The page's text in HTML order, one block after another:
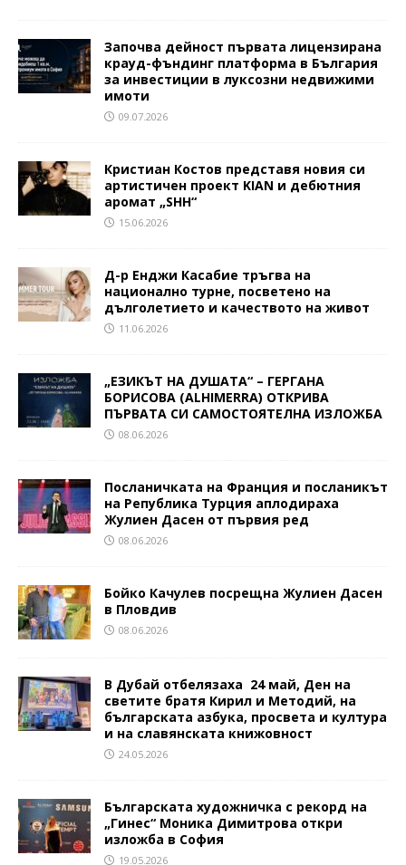
Започва дейност първата лицензирана
крауд-фъндинг платформа в България
за инвестиции в луксозни недвижими
имоти
09.07.2026
Кристиан Костов представя новия си
артистичен проект KIAN и дебютния
аромат „SHH“
15.06.2026
Д-р Енджи Касабие тръгва на
национално турне, посветено на
дълголетието и качеството на живот
11.06.2026
„ЕЗИКЪТ НА ДУШАТА“ – ГЕРГАНА
БОРИСОВА (ALHIMERRA) ОТКРИВА
ПЪРВАТА СИ САМОСТОЯТЕЛНА ИЗЛОЖБА
08.06.2026
Посланичката на Франция и посланикът
на Република Турция аплодираха
Жулиен Дасен от първия ред
08.06.2026
Бойко Качулев посрещна Жулиен Дасен
в Пловдив
08.06.2026
В Дубай отбелязаха 24 май, Ден на
светите братя Кирил и Методий, на
българската азбука, просвета и култура
и на славянската книжовност
24.05.2026
Българската художничка с рекорд на
„Гинес“ Моника Димитрова откри
изложба в София
19.05.2026